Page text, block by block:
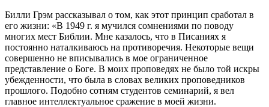
Билли Грэм рассказывал о том, как этот принцип сработал в
его жизни: «В 1949 г. я мучился сомнениями по поводу
многих мест Библии. Мне казалось, что в Писаниях я
постоянно наталкиваюсь на противоречия. Некоторые вещи
совершенно не вписывались в мое ограниченное
представление о Боге. В моих проповедях не было той искры
убежденности, что была в словах великих проповедников
прошлого. Подобно сотням студентов семинарий, я вел
главное интеллектуальное сражение в моей жизни.